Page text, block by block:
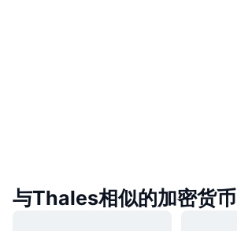
与Thales相似的加密货币